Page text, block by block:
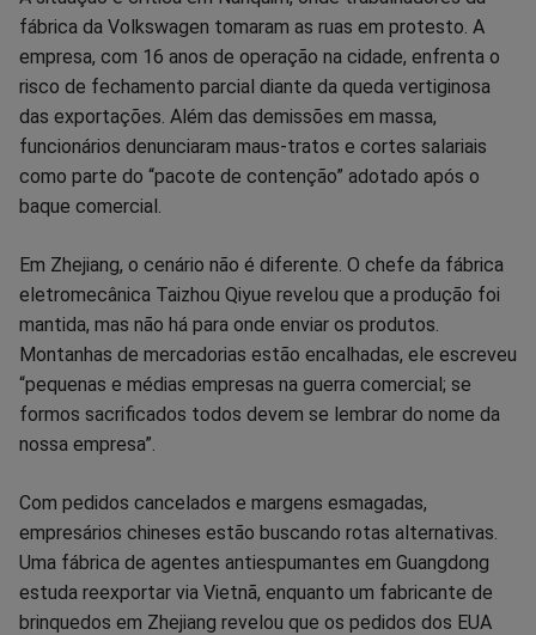
fábrica da Volkswagen tomaram as ruas em protesto. A
empresa, com 16 anos de operação na cidade, enfrenta o
risco de fechamento parcial diante da queda vertiginosa
das exportações. Além das demissões em massa,
funcionários denunciaram maus-tratos e cortes salariais
como parte do “pacote de contenção” adotado após o
baque comercial.
Em Zhejiang, o cenário não é diferente. O chefe da fábrica
eletromecânica Taizhou Qiyue revelou que a produção foi
mantida, mas não há para onde enviar os produtos.
Montanhas de mercadorias estão encalhadas, ele escreveu
“pequenas e médias empresas na guerra comercial; se
formos sacrificados todos devem se lembrar do nome da
nossa empresa”.
Com pedidos cancelados e margens esmagadas,
empresários chineses estão buscando rotas alternativas.
Uma fábrica de agentes antiespumantes em Guangdong
estuda reexportar via Vietnã, enquanto um fabricante de
brinquedos em Zhejiang revelou que os pedidos dos EUA